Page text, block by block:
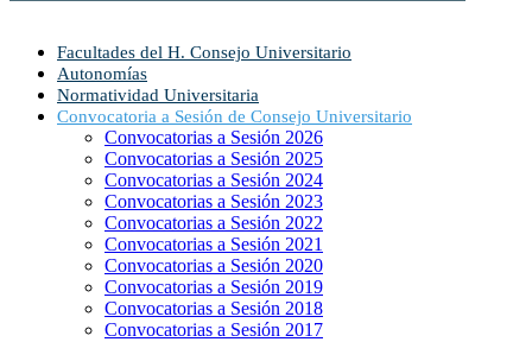
Facultades del H. Consejo Universitario
Autonomías
Normatividad Universitaria
Convocatoria a Sesión de Consejo Universitario
Convocatorias a Sesión 2026
Convocatorias a Sesión 2025
Convocatorias a Sesión 2024
Convocatorias a Sesión 2023
Convocatorias a Sesión 2022
Convocatorias a Sesión 2021
Convocatorias a Sesión 2020
Convocatorias a Sesión 2019
Convocatorias a Sesión 2018
Convocatorias a Sesión 2017